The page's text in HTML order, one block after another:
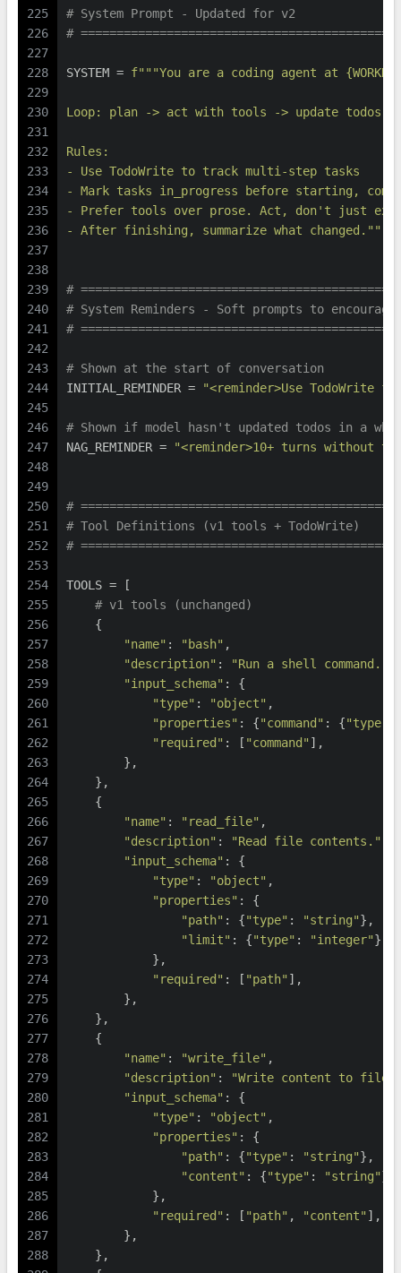
225
226
227
228
229
230
231
232
233
234
235
236
237
238
239
240
241
242
243
244
245
246
247
248
249
250
251
252
253
254
255
256
257
258
259
260
261
262
263
264
265
266
267
268
269
270
271
272
273
274
275
276
277
278
279
280
281
282
283
284
285
286
287
288
# System Prompt - Updated for v2
#
SYSTEM = f"""You are a coding agent at
Loop: plan -> act with tools -> update todos -
Rules:
- Use TodoWrite to track multi-step tasks
- Mark tasks in_progress before starting,
- Prefer tools over prose. Act, don't just
- After finishing, summarize what changed."""
#
# System Reminders - Soft prompts to encourage
#
# Shown at the start of conversation
INITIAL_REMINDER =
"<reminder>Use TodoWrite
# Shown if model hasn't updated todos in a
NAG_REMINDER =
"<reminder>10+ turns without
#
# Tool Definitions (v1 tools + TodoWrite)
#
TOOLS = [
# v1 tools (unchanged)
    {
"name" : "bash" ,
"description" : "Run a shell command."
"input_schema" : {
"type" : "object" ,
"properties" : {"command" : {"type"
"required" : [ "command" ],
        },
    },
    {
"name" : "read_file" ,
"description" : "Read file contents."
"input_schema" : {
"type" : "object" ,
"properties" : {
"path" : {"type" : "string"},
"limit" : {"type" : "integer"}
            },
"required" : [ "path" ],
        },
    },
    {
"name" : "write_file" ,
"description" :
"Write content to
"input_schema" : {
"type" : "object" ,
"properties" : {
"path" : {"type" : "string"},
"content" : {"type" : "string"}
            },
"required" : [ "path" , "content" ],
        },
    },